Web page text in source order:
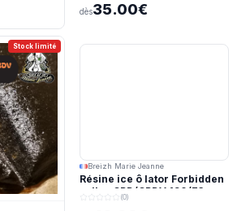
dès35.00€
Stock limité
Breizh Marie Jeanne
Résine ice ô lator Forbidden
valley CBD/CBDV 190/73u
(0)